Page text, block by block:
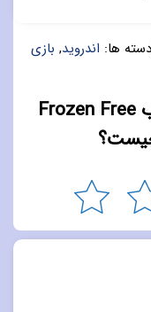
ها: اندروید, بازی
رای شما به "دانلود بازی جذاب Frozen Free